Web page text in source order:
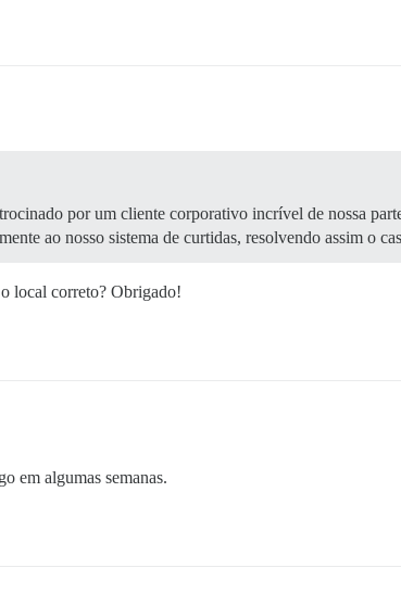
por um cliente corporativo incrível de nossa
ao nosso sistema de curtidas, resolvendo assim o
local correto? Obrigado!
em algumas semanas.